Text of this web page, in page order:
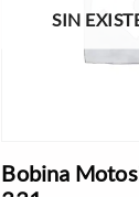
SIN
Bobina